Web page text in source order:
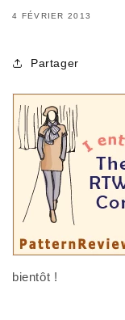
4 FÉVRIER 2013
Partager
bientôt !